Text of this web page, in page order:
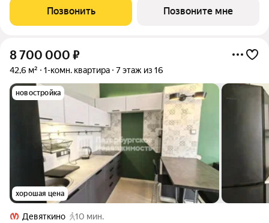
доступной социальной инфраструктурой. Жилой комплекс
расположен в
Позвонить Позвоните мне
8 700 000 ₽
42,6 м² 1-комн. квартира 7 этаж из 16
новостройка
хорошая цена
Девяткино
10 мин.